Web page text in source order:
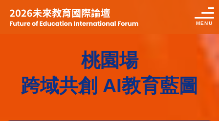
MENU
桃園場
跨域共創 AI教育藍圖